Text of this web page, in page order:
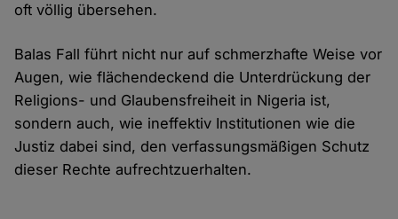
oft völlig übersehen.
Balas Fall führt nicht nur auf schmerzhafte Weise vor
Augen, wie flächendeckend die Unterdrückung der
Religions- und Glaubensfreiheit in Nigeria ist,
sondern auch, wie ineffektiv Institutionen wie die
Justiz dabei sind, den verfassungsmäßigen Schutz
dieser Rechte aufrechtzuerhalten.